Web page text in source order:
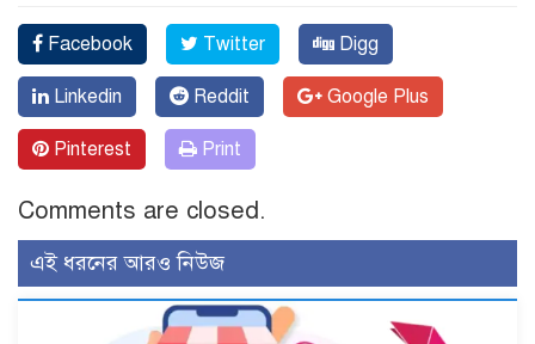
Facebook Twitter Digg
Linkedin Reddit Google Plus
Pinterest Print
Comments are closed.
এই ধরনের আরও নিউজ